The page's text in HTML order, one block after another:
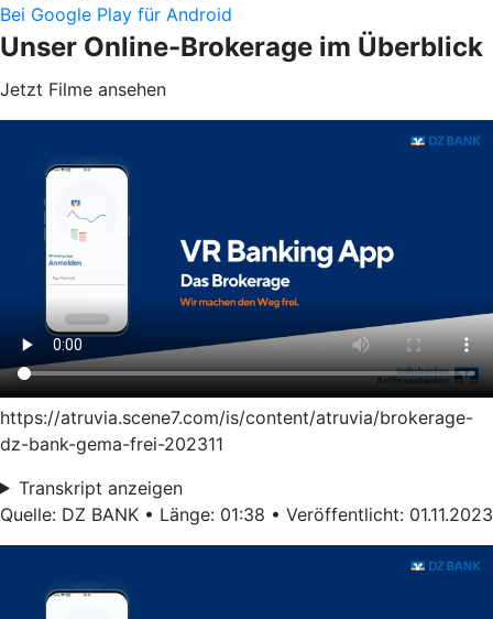
Bei Google Play für Android
Unser Online-Brokerage im Überblick
Jetzt Filme ansehen
https://atruvia.scene7.com/is/content/atruvia/brokerage-
dz-bank-gema-frei-202311
Transkript anzeigen
Quelle: DZ BANK • Länge: 01:38 • Veröffentlicht: 01.11.2023